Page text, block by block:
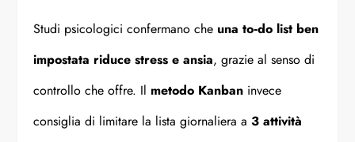
Studi psicologici confermano che una to‑do list ben
impostata riduce stress e ansia, grazie al senso di
controllo che offre. Il metodo Kanban invece
consiglia di limitare la lista giornaliera a3 attività